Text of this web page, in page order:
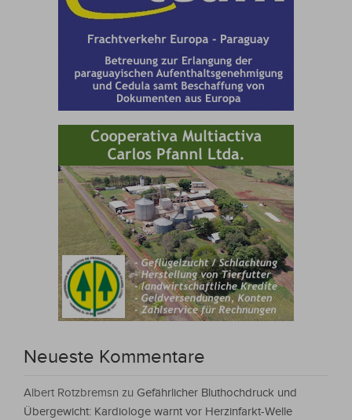
Neueste Kommentare
Albert Rotzbremsn zu Gefährlicher Bluthochdruck und
Übergewicht: Kardiologe warnt vor Herzinfarkt-Welle